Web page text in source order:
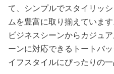
て、シンプルでスタイリッ
ムを豊富に取り揃えています
ビジネスシーンからカジュ
ーンに対応できるトートバ
イフスタイルにぴったりの一